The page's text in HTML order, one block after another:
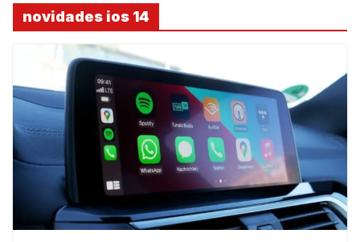
novidades ios 14